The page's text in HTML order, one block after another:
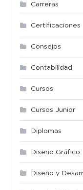
Carreras
Certificaciones
Consejos
Contabilidad
Cursos
Cursos Junior
Diplomas
Diseño Gráfico
Diseño y